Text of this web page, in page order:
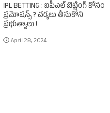
IPL BETTING : ఐపీఎల్‌ బెట్టింగ్‌ కోసం
ప్రమోషన్స్‌ ? చర్యలు తీసుకోని
ప్రభుత్వాలు !
April 28, 2024